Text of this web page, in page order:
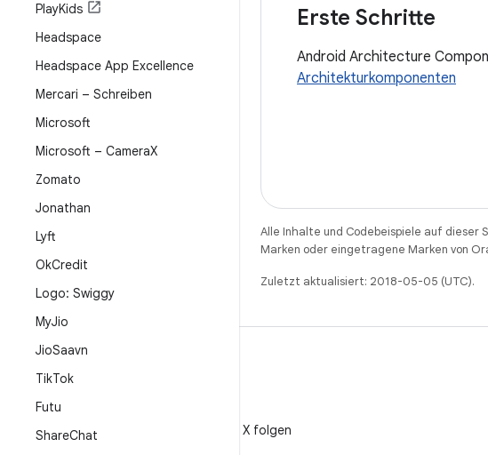
PlayKids
Headspace
Headspace App Excellence
Mercari – Schreiben
Microsoft
Microsoft – CameraX
Zomato
Jonathan
Lyft
OkCredit
Logo: Swiggy
MyJio
JioSaavn
TikTok
Futu
ShareChat
Erste Schritte
Android Architecture
Architekturkomponenten
Alle Inhalte und Codebeispiele auf dieser
Marken oder eingetragene Marken von
Zuletzt aktualisiert: 2018-05-05 (UTC).
@AndroidDev auf X folgen